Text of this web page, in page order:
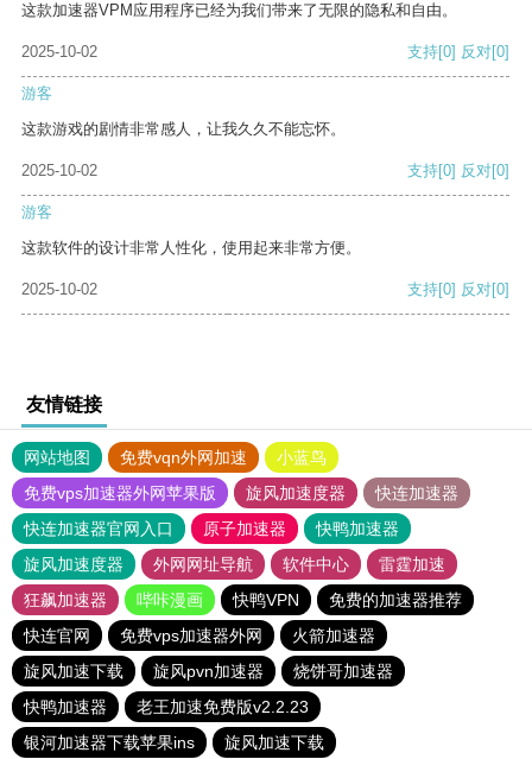
这款加速器VPM应用程序已经为我们带来了无限的隐私和自由。
2025-10-02 支持[0] 反对[0]
游客
这款游戏的剧情非常感人，让我久久不能忘怀。
2025-10-02 支持[0] 反对[0]
游客
这款软件的设计非常人性化，使用起来非常方便。
2025-10-02 支持[0] 反对[0]
友情链接
网站地图 免费vqn外网加速
小蓝鸟
免费vps加速器外网苹果版
旋风加速度器
快连加速器
快连加速器官网入口
原子加速器
快鸭加速器
旋风加速度器
外网网址导航 软件中心
雷霆加速
狂飙加速器
哔咔漫画 快鸭VPN
免费的加速器推荐
快连官网
免费vps加速器外网
火箭加速器
旋风加速下载
旋风pvn加速器
烧饼哥加速器
快鸭加速器
老王加速免费版v2.2.23
银河加速器下载苹果ins
旋风加速下载